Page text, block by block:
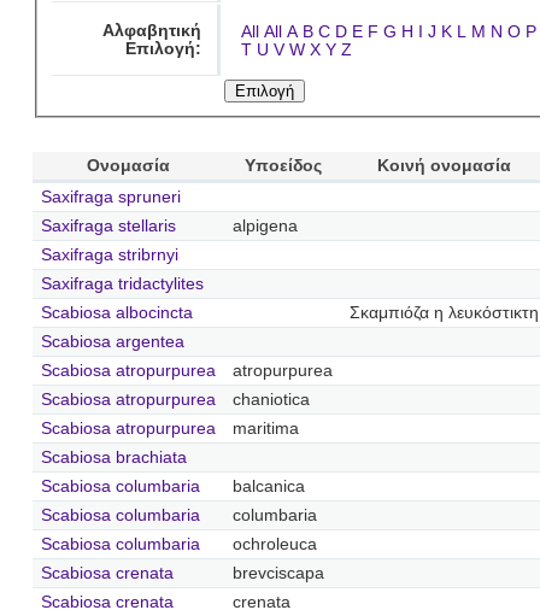
Αλφαβητική
Επιλογή:
All All A B C D E F G H I J K L M N O P
T U V W X Y Z
Ονομασία Υποείδος
Κοινή ονομασία
Saxifraga spruneri
Saxifraga stellaris
alpigena
Saxifraga stribrnyi
Saxifraga tridactylites
Scabiosa albocincta
Σκαμπιόζα η λευκόστικτη
Scabiosa argentea
Scabiosa atropurpurea
atropurpurea
Scabiosa atropurpurea
chaniotica
Scabiosa atropurpurea
maritima
Scabiosa brachiata
Scabiosa columbaria
balcanica
Scabiosa columbaria
columbaria
Scabiosa columbaria
ochroleuca
Scabiosa crenata
brevciscapa
Scabiosa crenata
crenata